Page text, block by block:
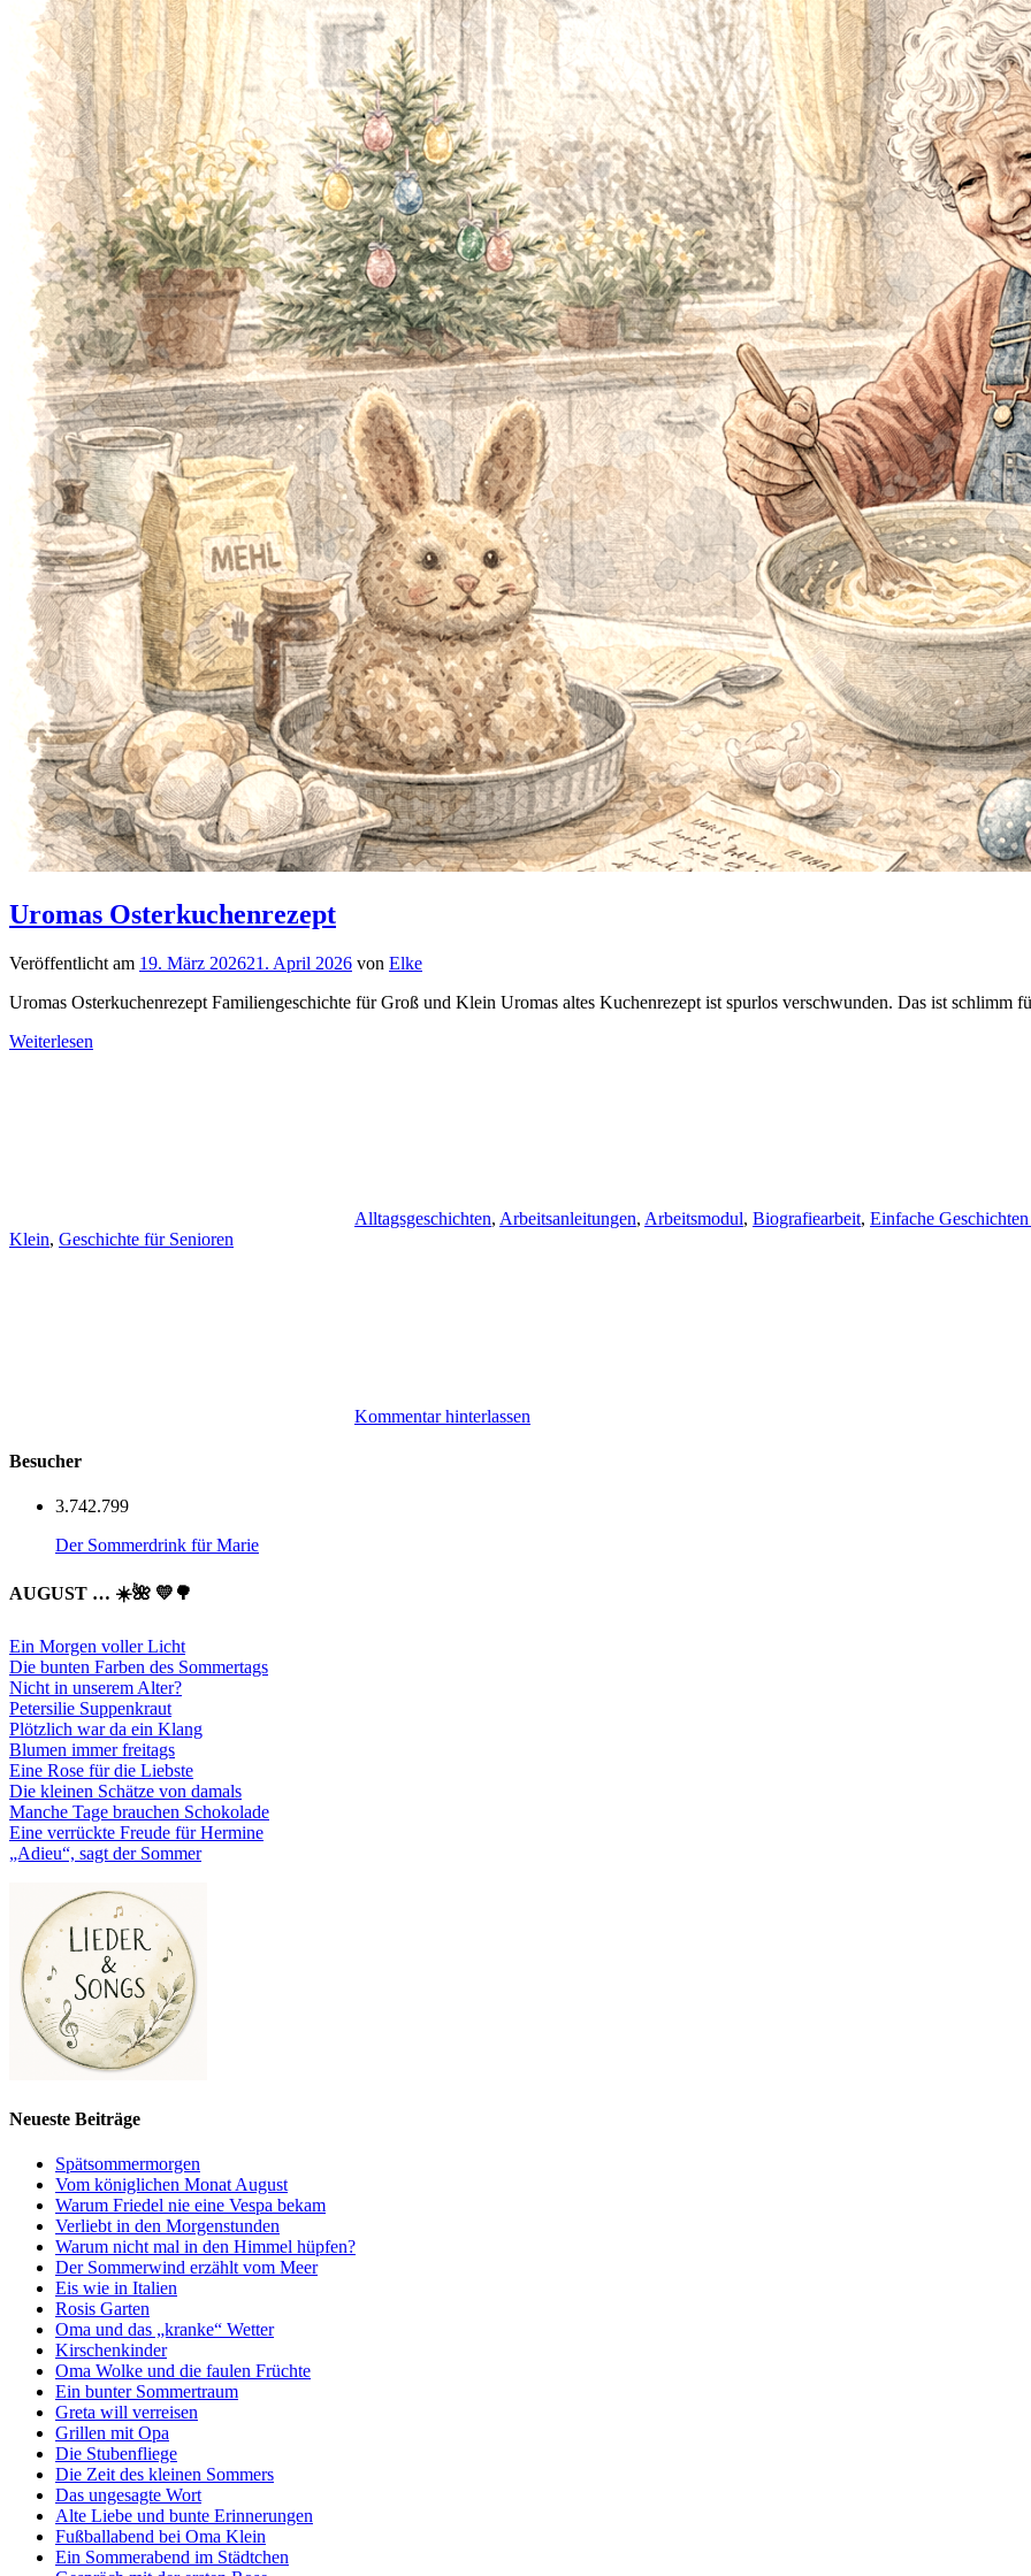
Uromas Osterkuchenrezept
Veröffentlicht am 19. März 202621. April 2026 von Elke
Uromas Osterkuchenrezept Familiengeschichte für Groß und Klein Uromas altes Kuchenrezept ist spurlos verschwunden. Das ist schlimm
Weiterlesen
Alltagsgeschichten, Arbeitsanleitungen, Arbeitsmodul, Biografiearbeit, Einfache
Klein, Geschichte für Senioren
Kommentar hinterlassen
Besucher
3.742.799
Der Sommerdrink für Marie
AUGUST … ☀️🌺 💛🌳
Ein Morgen voller Licht
Die bunten Farben des Sommertags
Nicht in unserem Alter?
Petersilie Suppenkraut
Plötzlich war da ein Klang
Blumen immer freitags
Eine Rose für die Liebste
Die kleinen Schätze von damals
Manche Tage brauchen Schokolade
Eine verrückte Freude für Hermine
„Adieu“, sagt der Sommer
Neueste Beiträge
Spätsommermorgen
Vom königlichen Monat August
Warum Friedel nie eine Vespa bekam
Verliebt in den Morgenstunden
Warum nicht mal in den Himmel hüpfen?
Der Sommerwind erzählt vom Meer
Eis wie in Italien
Rosis Garten
Oma und das „kranke“ Wetter
Kirschenkinder
Oma Wolke und die faulen Früchte
Ein bunter Sommertraum
Greta will verreisen
Grillen mit Opa
Die Stubenfliege
Die Zeit des kleinen Sommers
Das ungesagte Wort
Alte Liebe und bunte Erinnerungen
Fußballabend bei Oma Klein
Ein Sommerabend im Städtchen